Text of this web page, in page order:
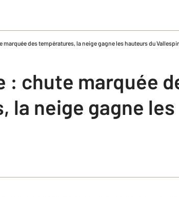
marquée des températures, la neige gagne les hauteurs du Vallespir
: chute marquée
la neige gagne